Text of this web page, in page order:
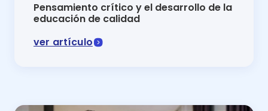
Pensamiento crítico y el desarrollo de la
educación de calidad
ver artículo